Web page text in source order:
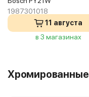
1987301018
11 августа
в 3 магазинах
Хромированные